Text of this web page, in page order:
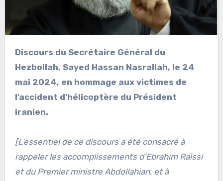
Discours du Secrétaire Général du
Hezbollah, Sayed Hassan Nasrallah, le 24
mai 2024, en hommage aux victimes de
l’accident d’hélicoptère du Président
iranien.
[L’essentiel de ce discours a été consacré à
rappeler les accomplissements d’Ebrahim Raïssi
et du Premier ministre Abdollahian, et à